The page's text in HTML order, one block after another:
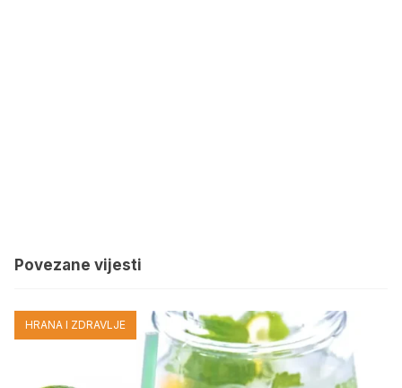
Povezane vijesti
HRANA I ZDRAVLJE